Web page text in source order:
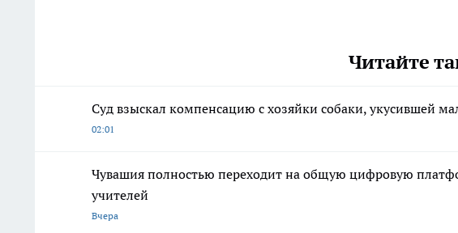
Читайте
Суд взыскал компенсацию с хозяйки собаки, укусившей
02:01
Чувашия полностью переходит на общую цифровую
учителей
Вчера